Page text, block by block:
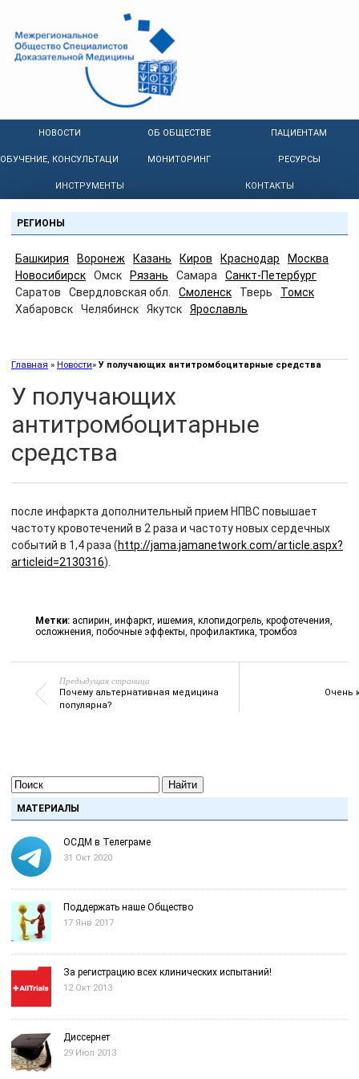
НОВОСТИ ОБ ОБЩЕСТВЕ ПАЦИЕНТАМ
ОБУЧЕНИЕ, КОНСУЛЬТАЦИИ МОНИТОРИНГ РЕСУРСЫ
ИНСТРУМЕНТЫ КОНТАКТЫ
РЕГИОНЫ
Башкирия Воронеж Казань Киров Краснодар
Москва
Новосибирск
Омск Рязань Самара
Санкт-Петербург
Саратов
Свердловская обл. Смоленск Тверь
Томск
Хабаровск
Челябинск Якутск Ярославль
Главная » Новости» У получающих антитромбоцитарные средства
У получающих
антитромбоцитарные
средства
после инфаркта дополнительный прием НПВС повышает
частоту кровотечений в 2 раза и частоту новых сердечных
событий в 1,4 раза (http://jama.jamanetwork.com/article.aspx?
articleid=2130316).
Метки: аспирин, инфаркт, ишемия, клопидогрель, крофотечения,
осложнения, побочные эффекты, профилактика,тромбоз
Предыдущая страница
Почему альтернативная медицина
популярна?
Очень
Найти
МАТЕРИАЛЫ
ОСДМ в Телеграме
31 Окт 2020
Поддержать наше Общество
17 Янв 2017
За регистрацию всех клинических испытаний!
12 Окт 2013
Диссернет
29 Июл 2013